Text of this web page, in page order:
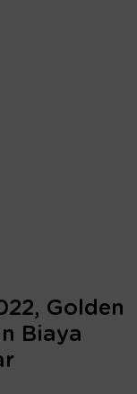
Golden
Biaya